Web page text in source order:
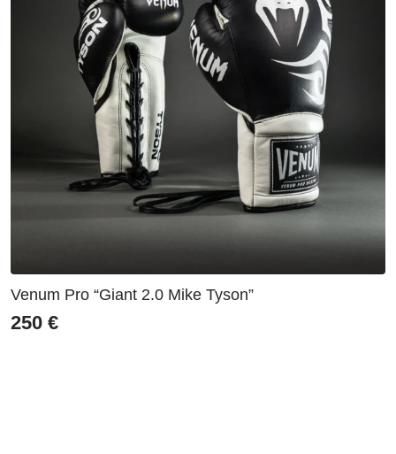
Venum Pro “Giant 2.0 Mike Tyson”
250 €